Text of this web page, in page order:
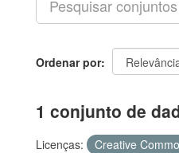
Ordenar por
1 conjunto de
Licenças: Creative